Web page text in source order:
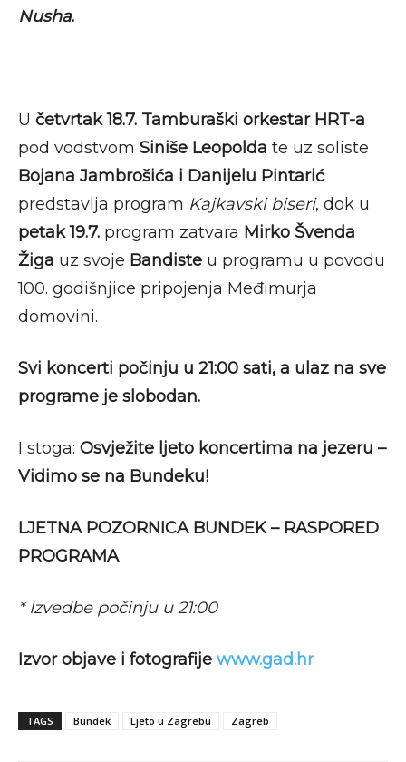
Nusha.
U četvrtak 18.7. Tamburaški orkestar HRT-a
pod vodstvom Siniše Leopolda te uz soliste
Bojana Jambrošića i Danijelu Pintarić
predstavlja program Kajkavski biseri, dok u
petak 19.7. program zatvara Mirko Švenda
Žiga uz svoje Bandiste u programu u povodu
100. godišnjice pripojenja Međimurja
domovini.
Svi koncerti počinju u 21:00 sati, a ulaz na sve
programe je slobodan.
I stoga: Osvježite ljeto koncertima na jezeru –
Vidimo se na Bundeku!
LJETNA POZORNICA BUNDEK – RASPORED
PROGRAMA
* Izvedbe počinju u 21:00
Izvor objave i fotografije www.gad.hr
TAGS Bundek Ljeto u Zagrebu Zagreb